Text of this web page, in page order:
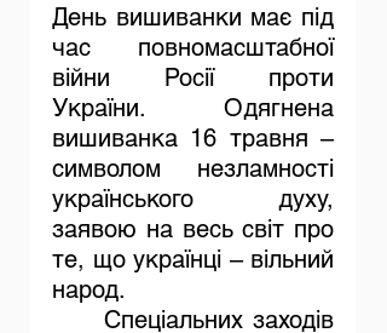
День вишиванки має під
час повномасштабної
війни Росії проти
України. Одягнена
вишиванка 16 травня –
символом незламності
українського духу,
заявою на весь світ про
те, що українці – вільний
народ.